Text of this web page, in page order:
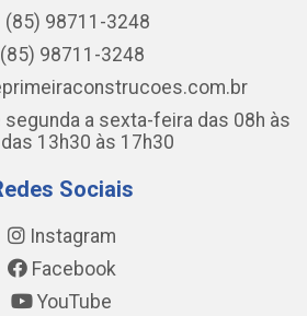
(85) 98711-3248
(85) 98711-3248
a sexta-feira das 08h às
13h30 às 17h30
Sociais
Instagram
Facebook
YouTube